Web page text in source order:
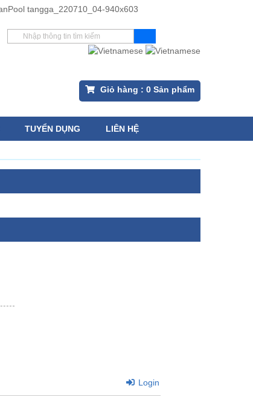
Giỏ hàng : 0 Sản phẩm
TUYỂN DỤNG LIÊN HỆ
Login